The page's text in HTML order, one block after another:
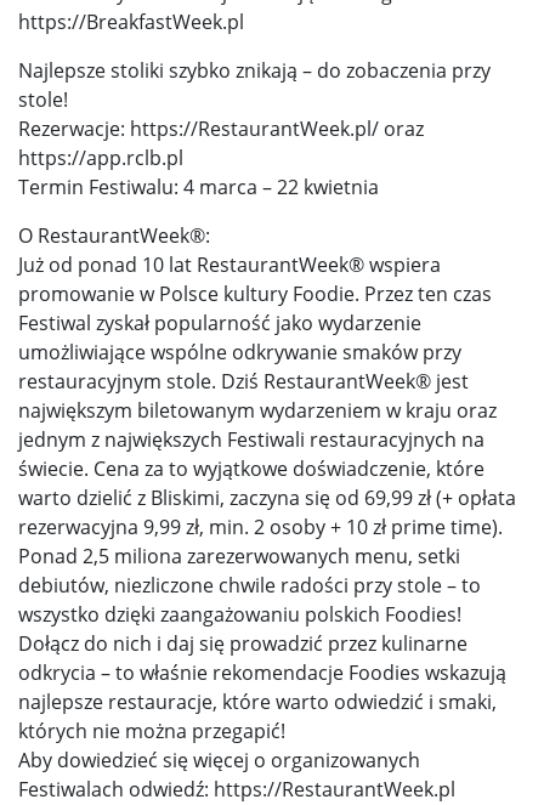
https://BreakfastWeek.pl
Najlepsze stoliki szybko znikają – do zobaczenia przy
stole!
Rezerwacje: https://RestaurantWeek.pl/ oraz
https://app.rclb.pl
Termin Festiwalu: 4 marca – 22 kwietnia
O RestaurantWeek®:
Już od ponad 10 lat RestaurantWeek® wspiera
promowanie w Polsce kultury Foodie. Przez ten czas
Festiwal zyskał popularność jako wydarzenie
umożliwiające wspólne odkrywanie smaków przy
restauracyjnym stole. Dziś RestaurantWeek® jest
największym biletowanym wydarzeniem w kraju oraz
jednym z największych Festiwali restauracyjnych na
świecie. Cena za to wyjątkowe doświadczenie, które
warto dzielić z Bliskimi, zaczyna się od 69,99 zł (+ opłata
rezerwacyjna 9,99 zł, min. 2 osoby + 10 zł prime time).
Ponad 2,5 miliona zarezerwowanych menu, setki
debiutów, niezliczone chwile radości przy stole – to
wszystko dzięki zaangażowaniu polskich Foodies!
Dołącz do nich i daj się prowadzić przez kulinarne
odkrycia – to właśnie rekomendacje Foodies wskazują
najlepsze restauracje, które warto odwiedzić i smaki,
których nie można przegapić!
Aby dowiedzieć się więcej o organizowanych
Festiwalach odwiedź: https://RestaurantWeek.pl